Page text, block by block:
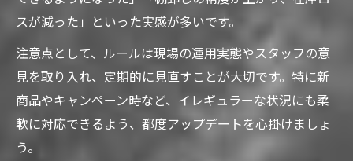
スが減った」といった実感が多いです。
注意点として、ルールは現場の運用実態やスタッフの意
見を取り入れ、定期的に見直すことが大切です。特に新
商品やキャンペーン時など、イレギュラーな状況にも柔
軟に対応できるよう、都度アップデートを心掛けましょ
う。